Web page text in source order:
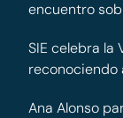
encuentro
SIE celebra la
reconociendo
Ana Alonso